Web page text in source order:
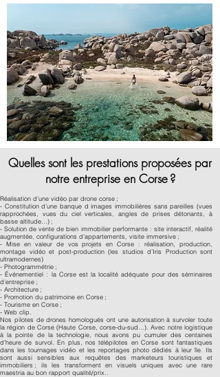
Quelles sont les prestations proposées par
notre entreprise en Corse ?
Réalisation d’une vidéo par drone corse ;
- Constitution d’une banque d images immobilières sans pareilles (vues
rapprochées, vues du ciel verticales, angles de prises détonants, à
basse altitude…) ;
- Solution de vente de bien immobilier performante : site interactif, réalité
augmentée, configurations d’appartements, visite immersive ;
- ​ Mise en valeur de vos projets en Corse : réalisation, production,
montage vidéo et post-production (les studios d’Iris Production sont
ultramodernes)
- Photogrammétrie ;
- Événementiel : la Corse est la localité adéquate pour des séminaires
d’entreprise ;
- Architecture ;
- Promotion du patrimoine en Corse ;
- Tourisme en Corse ;
- Web clip.
Nos pilotes de drones homologués ont une autorisation à survoler toute
la région de Corse (Haute Corse, corse-du-sud…). Avec notre logistique
à la pointe de la technologie, nous avons pu cumuler des centaines
d’heure de survol. En plus, nos télépilotes en Corse sont fantastiques
dans les tournages vidéo et les reportages photo dédiés à leur île. Ils
sont aussi sensibles aux requêtes des marketeurs touristiques et
immobiliers ; ils les transforment en visuels uniques avec une rare
maestria au bon rapport qualité/prix..